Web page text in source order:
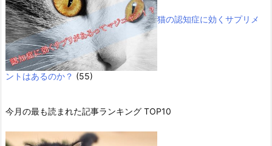
猫の認知症に効くサプリメ
ントはあるのか？ (55)
今月の最も読まれた記事ランキング TOP10